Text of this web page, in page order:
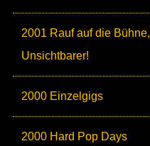
2001 Rauf auf die Bühne,
Unsichtbarer!
2000 Einzelgigs
2000 Hard Pop Days